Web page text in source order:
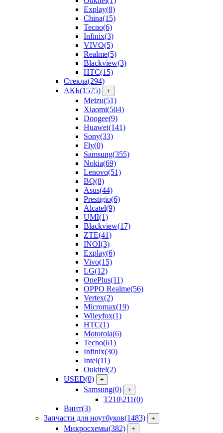
Explay(8)
China(15)
Tecno(6)
Infinix(3)
VIVO(5)
Realme(5)
Blackview(3)
HTC(15)
Стекла(294)
АКБ(1575) +
Meizu(51)
Xiaomi(504)
Doogee(9)
Huawei(141)
Sony(33)
Fly(0)
Samsung(355)
Nokia(69)
Lenovo(51)
BQ(8)
Asus(44)
Prestigio(6)
Alcatel(9)
UMI(1)
Blackview(17)
ZTE(41)
INOI(3)
Explay(6)
Vivo(15)
LG(12)
OnePlus(11)
OPPO Realme(56)
Vertex(2)
Micromax(19)
Wileyfox(1)
HTC(1)
Motorola(6)
Tecno(61)
Infinix(30)
Intel(11)
Oukitel(2)
USED(0) +
Samsung(0) +
T210\211(0)
Винт(3)
Запчасти для ноутбуков(1483) +
Микросхемы(382) +